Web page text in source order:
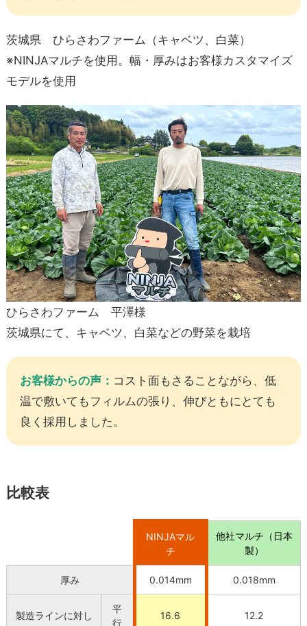
茨城県 ひらさわファーム（キャベツ、白菜）
※NINJAマルチを使用。幅・厚みはお客様カスタマイズ
モデルを使用
ひらさわファーム 平澤様
茨城県にて、キャベツ、白菜などの野菜を栽培
お客様からの声： コスト面もさることながら、低
温で敷いてもフィルムの張り、伸びともにとても
良く採用しました。
比較表
NINJAマル
チ
他社マルチ（日本
製）
厚み 0.014mm 0.018mm
製造ラインに対し
平
行
16.6 12.2